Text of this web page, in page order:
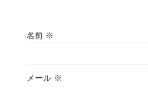
名前 ※
メール ※